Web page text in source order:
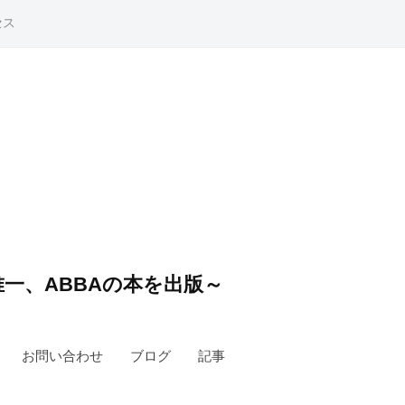
、ABBAの本を出版～
お問い合わせ ブログ 記事